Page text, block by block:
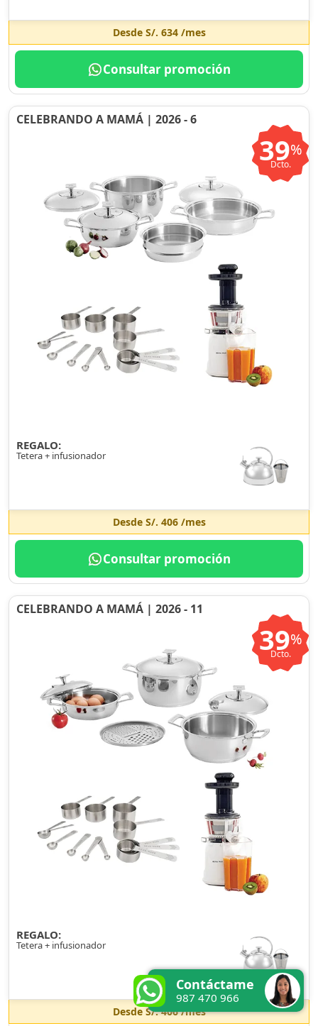
Desde S/. 634/mes
Consultar promoción
CELEBRANDO A MAMÁ | 2026 - 6
39%
Dcto.
REGALO:
Tetera + infusionador
Desde S/. 406/mes
Consultar promoción
CELEBRANDO A MAMÁ | 2026 - 11
39%
Dcto.
REGALO:
Tetera + infusionador
DesdeS/. 406/mes
Contáctame
987 470 966